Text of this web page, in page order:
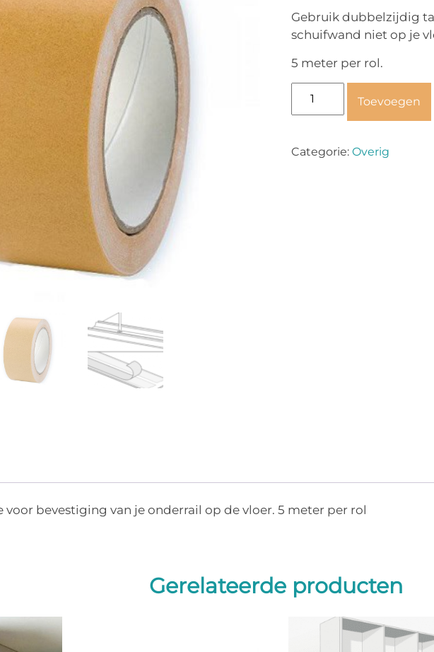
Gebruik dubbelzijdig
schuifwand niet op je
5 meter per rol.
tape
Toevoegen
Categorie: Overig
bevestiging van je onderrail op de vloer. 5 meter per rol
Gerelateerde producten